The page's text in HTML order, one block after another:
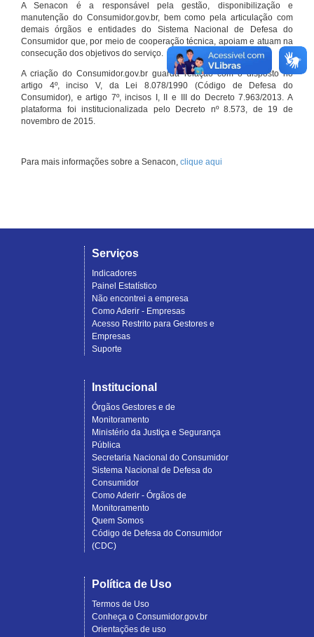
A Senacon é a responsável pela gestão, disponibilização e
manutenção do Consumidor.gov.br, bem como pela articulação com
demais órgãos e entidades do Sistema Nacional de Defesa do
Consumidor que, por meio de cooperação técnica, apoiam e atuam na
consecução dos objetivos do serviço.
A criação do Consumidor.gov.br guarda relação com o disposto no
artigo 4º, inciso V, da Lei 8.078/1990 (Código de Defesa do
Consumidor), e artigo 7º, incisos I, II e III do Decreto 7.963/2013. A
plataforma foi institucionalizada pelo Decreto nº 8.573, de 19 de
novembro de 2015.
Para mais informações sobre a Senacon, clique aqui
Serviços
Indicadores
Painel Estatístico
Não encontrei a empresa
Como Aderir - Empresas
Acesso Restrito para Gestores e
Empresas
Suporte
Institucional
Órgãos Gestores e de
Monitoramento
Ministério da Justiça e Segurança
Pública
Secretaria Nacional do Consumidor
Sistema Nacional de Defesa do
Consumidor
Como Aderir - Órgãos de
Monitoramento
Quem Somos
Código de Defesa do Consumidor
(CDC)
Política de Uso
Termos de Uso
Conheça o Consumidor.gov.br
Orientações de uso